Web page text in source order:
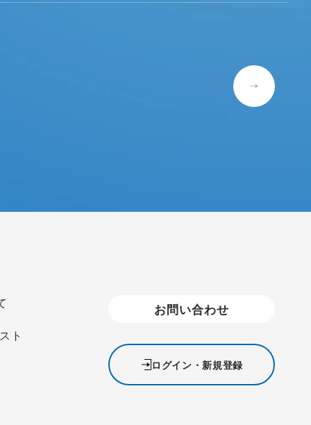
ト
お問い合わせ
ログイン・新規登録